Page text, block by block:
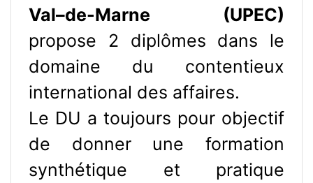
Val–de-Marne (UPEC)
propose 2 diplômes dans le
domaine du contentieux
international des affaires.
Le DU a toujours pour objectif
de donner une formation
synthétique et pratique